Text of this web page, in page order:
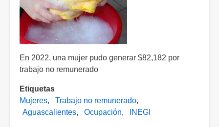
En 2022, una mujer pudo generar $82,182 por
trabajo no remunerado
Etiquetas
Mujeres
Trabajo no remunerado
Aguascalientes
Ocupación INEGI